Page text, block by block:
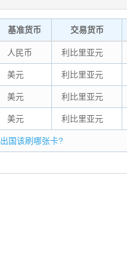
基准货币 交易货币
人民币 利比里亚元
美元 利比里亚元
美元 利比里亚元
美元 利比里亚元
出国该刷哪张卡?